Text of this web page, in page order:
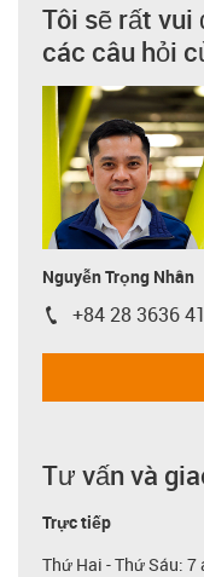
Tôi sẽ rất
các câu hỏi
Nguyễn Trọng Nhân
igus-icon-phone
+84 28 3636
Tư vấn và
Trực tiếp
Thứ Hai - Thứ Sáu: 7